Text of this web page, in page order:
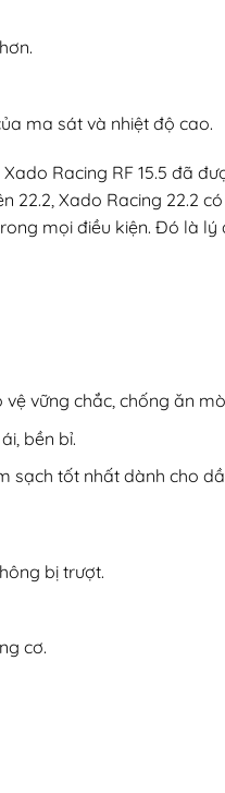
ma sát và nhiệt độ cao.
Racing RF 15.5 đã
Xado Racing 22.2
mọi điều kiện. Đó là lý
vững chắc, chống ăn
bền bỉ.
sạch tốt nhất dành cho
bị trượt.
cơ.